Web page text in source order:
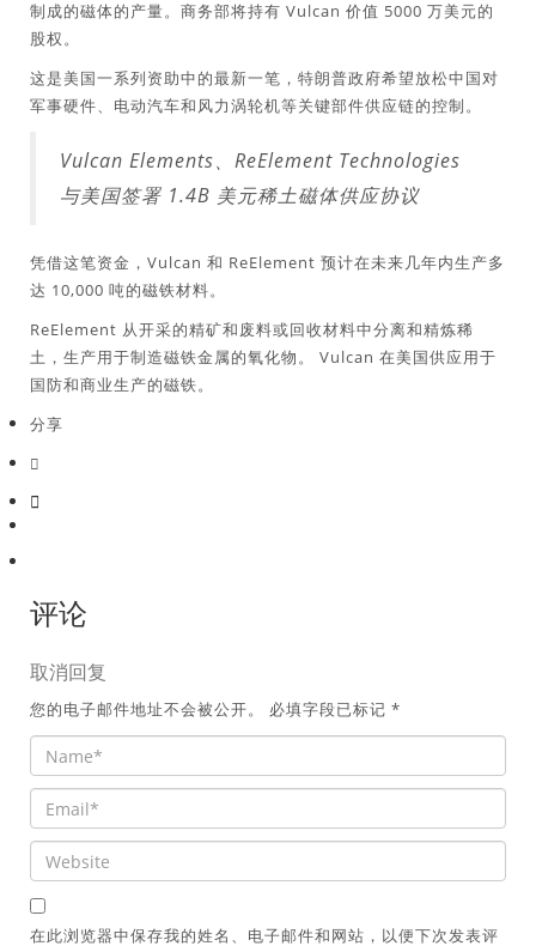
制成的磁体的产量。商务部将持有 Vulcan 价值 5000 万美元的
股权。
这是美国一系列资助中的最新一笔，特朗普政府希望放松中国对
军事硬件、电动汽车和风力涡轮机等关键部件供应链的控制。
Vulcan Elements、ReElement Technologies
与美国签署 1.4B 美元稀土磁体供应协议
凭借这笔资金，Vulcan 和 ReElement 预计在未来几年内生产多
达 10,000 吨的磁铁材料。
ReElement 从开采的精矿和废料或回收材料中分离和精炼稀
土，生产用于制造磁铁金属的氧化物。 Vulcan 在美国供应用于
国防和商业生产的磁铁。
分享
评论
取消回复
您的电子邮件地址不会被公开。 必填字段已标记 *
在此浏览器中保存我的姓名、电子邮件和网站，以便下次发表评